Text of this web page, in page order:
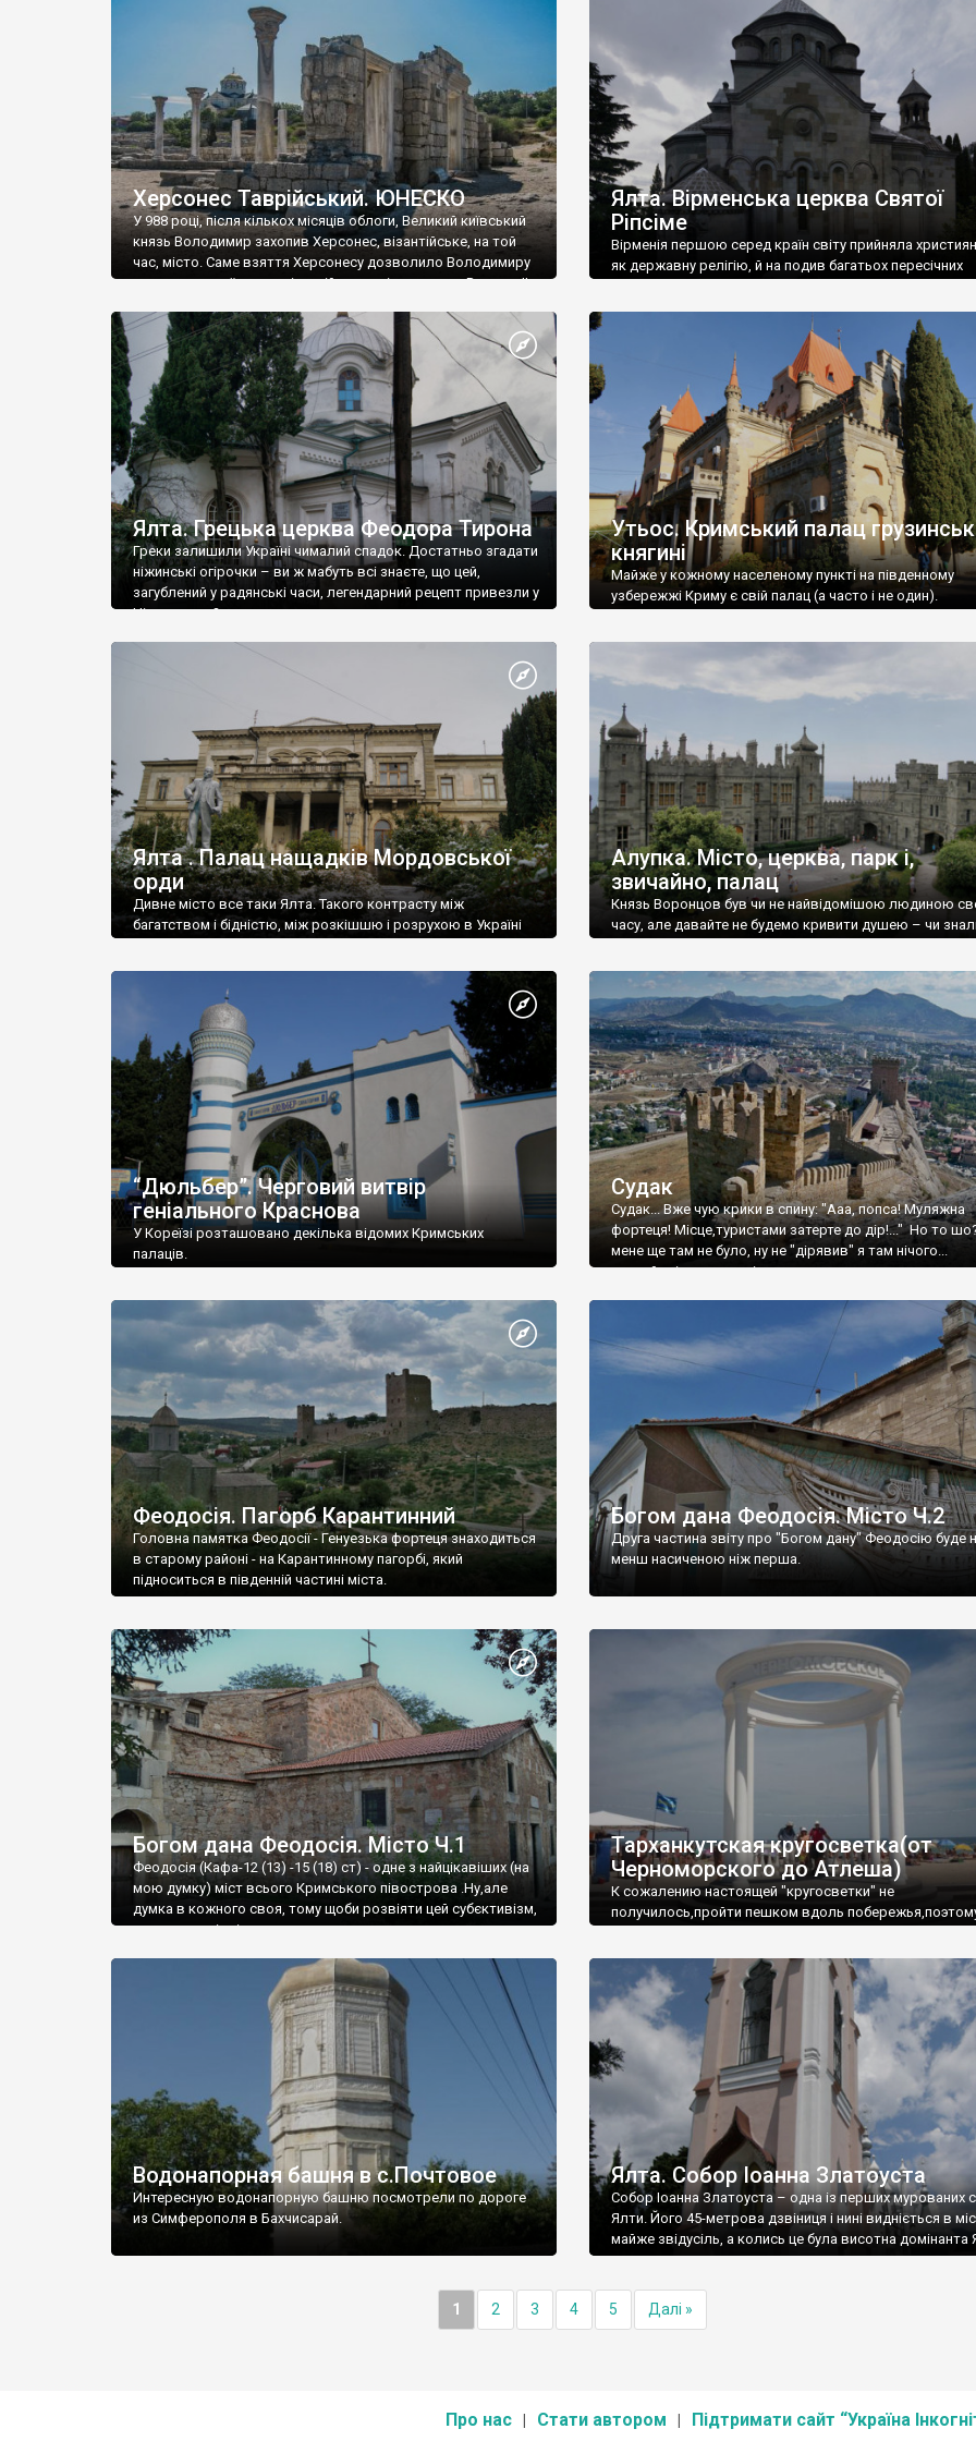
візантійської доби. Раритети викрадені з фондів об’єкту
культурної спадщини ЮНЕСКО «Херсонеса Таврійського».
Офіційно – на виставку «Золото Візантії», але експерти та
влада в Україні вважають це лише […]
називаються «повстяками» (postaki)…” “Вино. Крим
виробляє відмінне вино і його вдосталь: воно все
легке біле і дуже […]
Херсонес Таврійський. ЮНЕСКО
У 988 році, після кількох місяців облоги, Великий київський
князь Володимир захопив Херсонес, візантійське, на той
час, місто. Саме взяття Херсонесу дозволило Володимиру
диктувати свої умови візантійському імператору Василю ІІ,
Херсонесі Володимир-язичник, став Василем-
християнином. А потім було Хрещення Русі. На честь
Херсонесу Таврійського названо місто […]
Ялта. Вірменська церква Святої
Ріпсіме
Вірменія першою серед країн світу прийняла
як державну релігію, й на подив багатьох пересічних
Ялта. Грецька церква Феодора Тирона
Греки залишили Україні чималий спадок. Достатньо згадати
ніжинські огірочки – ви ж мабуть всі знаєте, що цей,
загублений у радянські часи, легендарний рецепт привезли у
Ніжин греки?
Утьос. Кримський палац
княгині
Майже у кожному населеному пункті на південному
узбережжі Криму є свій палац (а часто і не один).
Ялта . Палац нащадків Мордовської
орди
Дивне місто все таки Ялта. Такого контрасту між
багатством і бідністю, між розкішшю і розрухою в Україні
Алупка. Місто, церква, парк і,
звичайно, палац
Князь Воронцов був чи не найвідомішою людиною
часу, але давайте не будемо кривити душею – чи
“Дюльбер”. Черговий витвір
геніального Краснова
У Кореїзі розташовано декілька відомих Кримських
палаців.
Судак
Судак... Вже чую крики в спину: "Ааа, попса! Муляжна
фортеця! Місце,туристами затерте до дір!..." Но то
мене ще там не було, ну не "дірявив" я там нічого...
принаймні до цього літа.
Феодосія. Пагорб Карантинний
Головна памятка Феодосії - Генуезька фортеця знаходиться
в старому районі - на Карантинному пагорбі, який
підноситься в південній частині міста.
Богом дана Феодосія. Місто Ч.2
Друга частина звіту про "Богом дану" Феодосію буде
менш насиченою ніж перша.
Богом дана Феодосія. Місто Ч.1
Феодосія (Кафа-12 (13) -15 (18) ст) - одне з найцікавіших (на
мою думку) міст всього Кримського півострова .Ну,але
думка в кожного своя, тому щоби розвіяти цей субєктивізм,
запрошую відвідати це
Тарханкутская кругосветка(от
Черноморского до Атлеша)
К сожалению настоящей "кругосветки" не
получилось,пройти пешком вдоль
Водонапорная башня в с.Почтовое
Интересную водонапорную башню посмотрели по дороге
из Симферополя в Бахчисарай.
Ялта. Собор Іоанна Златоуста
Собор Іоанна Златоуста – одна із перших мурованих
Ялти. Його 45-метрова дзвіниця і нині видніється в
майже звідусіль, а колись це була висотна домінанта
1 2 3 4 5 Далі »
Про нас Стати автором Підтримати сайт “Україна